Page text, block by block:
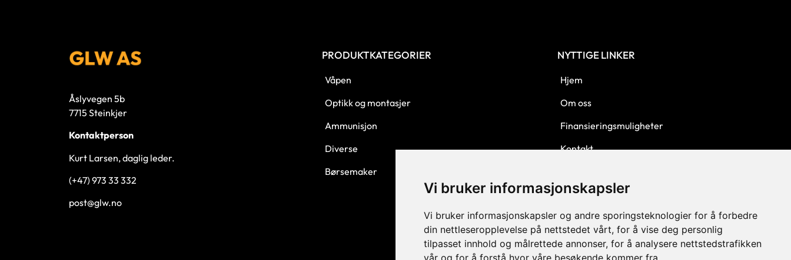
Vi bruker informasjonskapsler
Vi bruker informasjonskapsler og andre sporingsteknologier for å forbedre
din nettleseropplevelse på nettstedet vårt, for å vise deg personlig
tilpasset innhold og målrettede annonser, for å analysere nettstedstrafikken
vår og for å forstå hvor våre besøkende kommer fra.
Åslyvegen 5b
7715 Steinkjer
Kontaktperson
Kurt Larsen, daglig leder.
(+47) 973 33 332
post@glw.no
PRODUKTKATEGORIER
Våpen
Optikk og montasjer
Ammunisjon
Diverse
Børsemaker
NYTTIGE LINKER
Hjem
Om oss
Finansieringsmuligheter
Kontakt
Kjøpsbetingelser